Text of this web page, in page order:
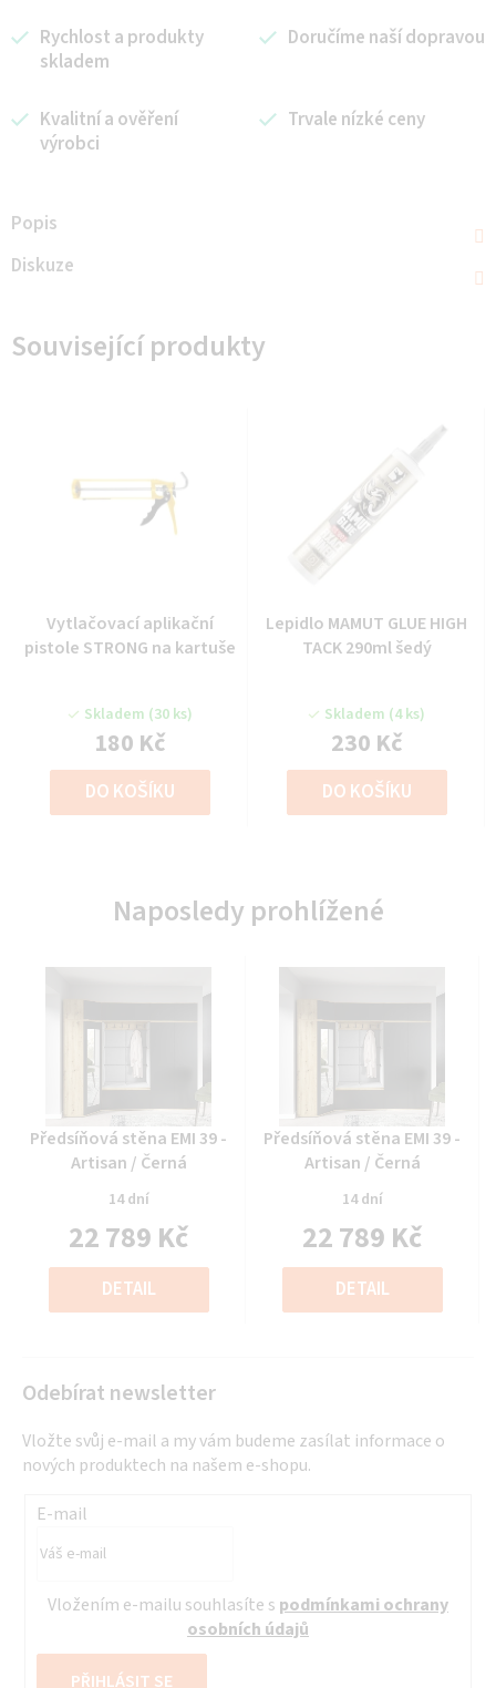
Rychlost a produkty
skladem
Doručíme naší dopravou
Kvalitní a ověření
výrobci
Trvale nízké ceny
Popis
Diskuze
Související produkty
Vytlačovací aplikační
pistole STRONG na kartuše
Skladem (30 ks)
180 Kč
DO KOŠÍKU
Lepidlo MAMUT GLUE HIGH
TACK 290ml šedý
Skladem (4 ks)
230 Kč
DO KOŠÍKU
Naposledy prohlížené
Průměrné
hodnocení
produktu
je
0,0
5
hvězdiček.
Předsíňová stěna EMI 39 -
Artisan / Černá
14 dní
22 789 Kč
Měrná
cena:
DETAIL
Průměrné
hodnocení
produktu
je
0,0
5
hvězdiček.
Předsíňová stěna EMI 39 -
Artisan / Černá
14 dní
22 789 Kč
Měrná
cena:
DETAIL
Odebírat newsletter
Vložte svůj e-mail a my vám budeme zasílat informace o
nových produktech na našem e-shopu.
E-mail
Vložením e-mailu souhlasíte s podmínkami ochrany
osobních údajů
PŘIHLÁSIT SE